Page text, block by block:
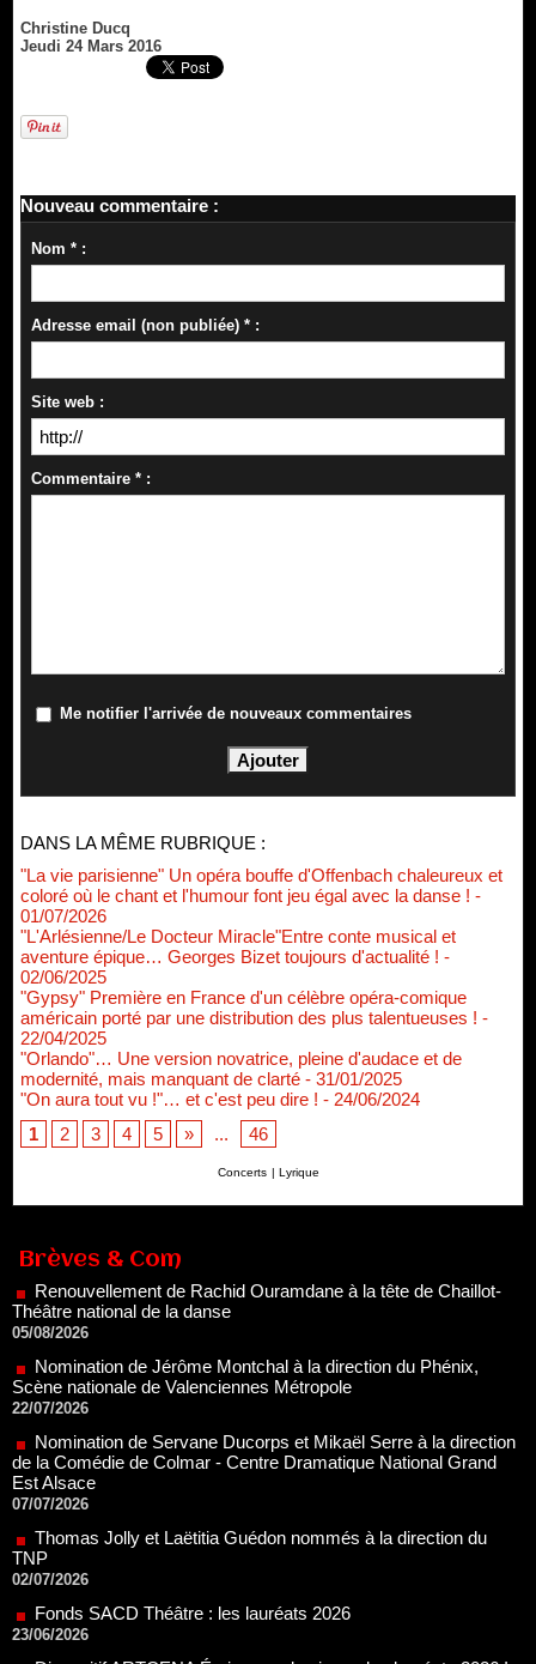
Christine Ducq
Jeudi 24 Mars 2016
Nouveau commentaire :
Nom * :
Adresse email (non publiée) * :
Site web :
Commentaire * :
Me notifier l'arrivée de nouveaux commentaires
DANS LA MÊME RUBRIQUE :
"La vie parisienne" Un opéra bouffe d'Offenbach chaleureux et
coloré où le chant et l'humour font jeu égal avec la danse ! -
01/07/2026
"L'Arlésienne/Le Docteur Miracle"Entre conte musical et
aventure épique… Georges Bizet toujours d'actualité ! -
02/06/2025
"Gypsy" Première en France d'un célèbre opéra-comique
américain porté par une distribution des plus talentueuses ! -
22/04/2025
"Orlando"… Une version novatrice, pleine d'audace et de
modernité, mais manquant de clarté - 31/01/2025
"On aura tout vu !"… et c'est peu dire ! - 24/06/2024
1
2 3 4 5 » ... 46
Concerts | Lyrique
Brèves & Com
Renouvellement de Rachid Ouramdane à la tête de Chaillot-
Théâtre national de la danse
Nomination de Jérôme Montchal à la direction du Phénix,
22/07/2026
Nomination de Servane Ducorps et Mikaël Serre à la direction
Est Alsace
07/07/2026
TNP
02/07/2026
Fonds SACD Théâtre : les lauréats 2026
23/06/2026
Dispositif ARTCENA Écrire pour le cirque, les lauréats 2026 !
20/06/2026
Le palmarès des prix SACD 2026
18/06/2026